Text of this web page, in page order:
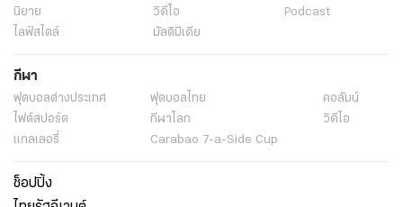
นิยาย
วิดีโอ
Podcast
ไลฟ์สไตล์
มัลติมีเดีย
กีฬา
ฟุตบอลต่่างประเทศ ฟุตบอลไทย
คอลัมน์
ไฟต์สปอร์ต
กีฬาโลก
วิดีโอ
แกลเลอรี่
Carabao 7-a-Side Cup
ช็อปปิ้ง